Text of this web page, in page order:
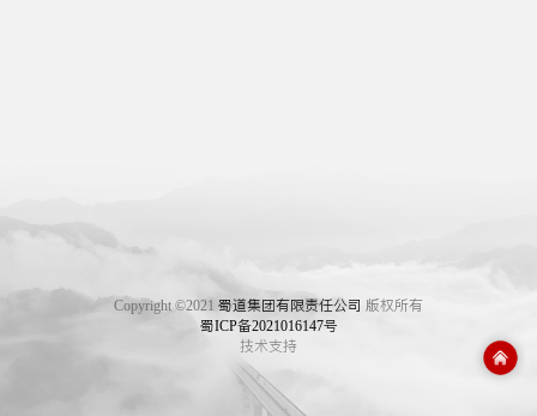
Copyright ©2021 蜀道集团有限责任公司 版权所有
蜀ICP备2021016147号
技术支持